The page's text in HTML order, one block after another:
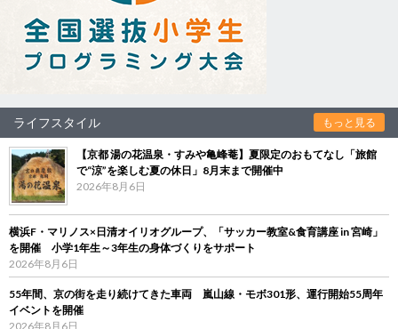
ライフスタイル もっと見る
【京都 湯の花温泉・すみや亀峰菴】夏限定のおもてなし「旅館
で“涼”を楽しむ夏の休日」8月末まで開催中
2026年8月6日
横浜F・マリノス×日清オイリオグループ、「サッカー教室&食育講座 in 宮崎」
を開催 小学1年生～3年生の身体づくりをサポート
2026年8月6日
55年間、京の街を走り続けてきた車両 嵐山線・モボ301形、運行開始55周年
イベントを開催
2026年8月6日